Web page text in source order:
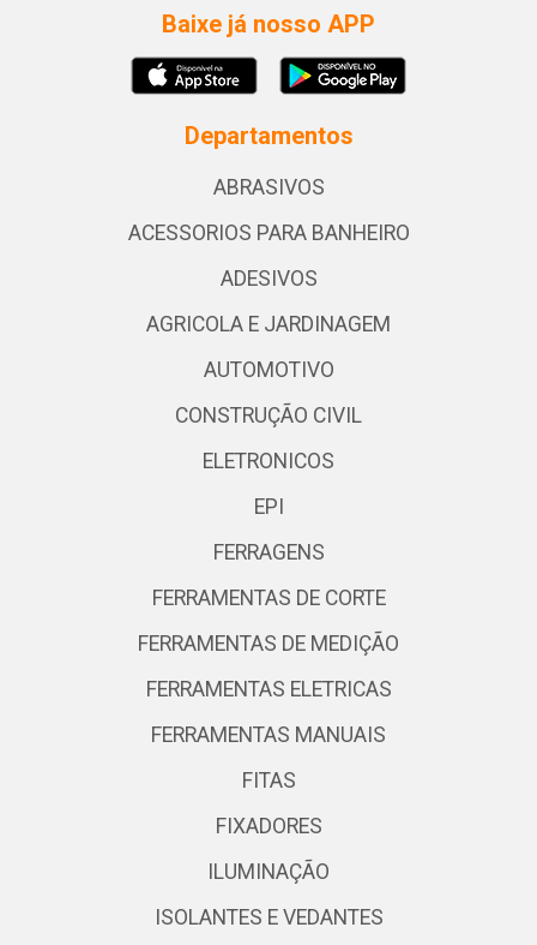
Baixe já nosso APP
Departamentos
ABRASIVOS
ACESSORIOS PARA BANHEIRO
ADESIVOS
AGRICOLA E JARDINAGEM
AUTOMOTIVO
CONSTRUÇÃO CIVIL
ELETRONICOS
EPI
FERRAGENS
FERRAMENTAS DE CORTE
FERRAMENTAS DE MEDIÇÃO
FERRAMENTAS ELETRICAS
FERRAMENTAS MANUAIS
FITAS
FIXADORES
ILUMINAÇÃO
ISOLANTES E VEDANTES